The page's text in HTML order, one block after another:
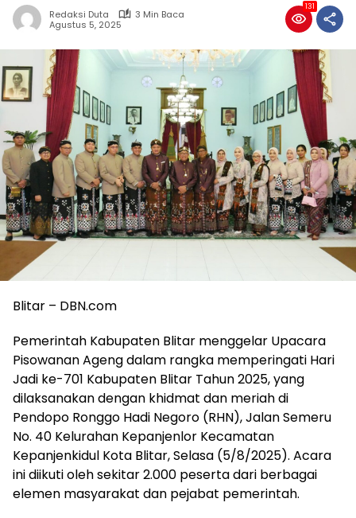
Redaksi Duta
3 Min Baca
Agustus 5, 2025
131
Blitar – DBN.com
Pemerintah Kabupaten Blitar menggelar Upacara
Pisowanan Ageng dalam rangka memperingati Hari
Jadi ke-701 Kabupaten Blitar Tahun 2025, yang
dilaksanakan dengan khidmat dan meriah di
Pendopo Ronggo Hadi Negoro (RHN), Jalan Semeru
No. 40 Kelurahan Kepanjenlor Kecamatan
Kepanjenkidul Kota Blitar, Selasa (5/8/2025). Acara
ini diikuti oleh sekitar 2.000 peserta dari berbagai
elemen masyarakat dan pejabat pemerintah.